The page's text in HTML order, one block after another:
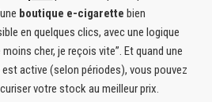
boutique e-cigarette bien
en quelques clics, avec une logique
cher, je reçois vite”. Et quand une
est active (selon périodes), vous pouvez
votre stock au meilleur prix.